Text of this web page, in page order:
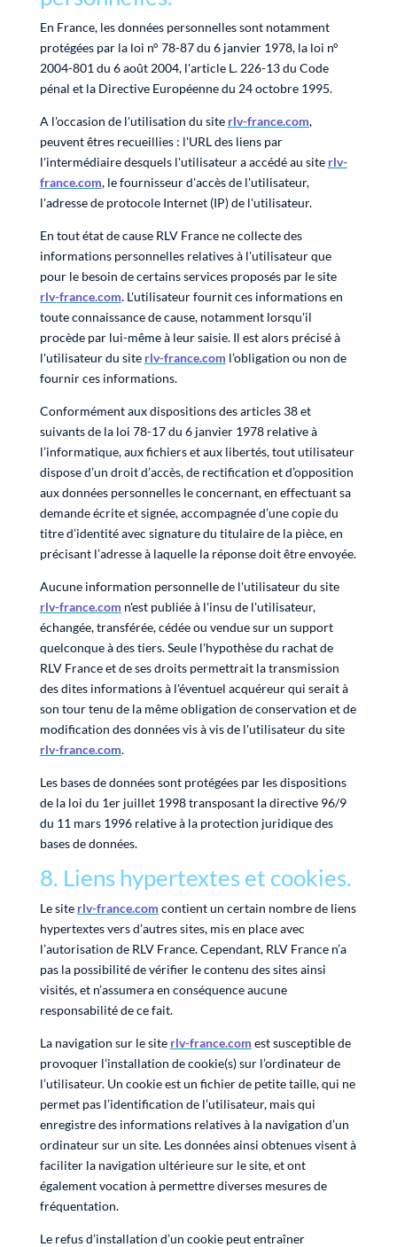
En France, les données personnelles sont notamment
protégées par la loi n° 78-87 du 6 janvier 1978, la loi n°
2004-801 du 6 août 2004, l'article L. 226-13 du Code
pénal et la Directive Européenne du 24 octobre 1995.
A l'occasion de l'utilisation du site rlv-france.com,
peuvent êtres recueillies : l'URL des liens par
l'intermédiaire desquels l'utilisateur a accédé au site rlv-
france.com, le fournisseur d'accès de l'utilisateur,
l'adresse de protocole Internet (IP) de l'utilisateur.
En tout état de cause RLV France ne collecte des
informations personnelles relatives à l'utilisateur que
pour le besoin de certains services proposés par le site
rlv-france.com. L'utilisateur fournit ces informations en
toute connaissance de cause, notamment lorsqu'il
procède par lui-même à leur saisie. Il est alors précisé à
l'utilisateur du site rlv-france.com l’obligation ou non de
fournir ces informations.
Conformément aux dispositions des articles 38 et
suivants de la loi 78-17 du 6 janvier 1978 relative à
l’informatique, aux fichiers et aux libertés, tout utilisateur
dispose d’un droit d’accès, de rectification et d’opposition
aux données personnelles le concernant, en effectuant sa
demande écrite et signée, accompagnée d’une copie du
titre d’identité avec signature du titulaire de la pièce, en
précisant l’adresse à laquelle la réponse doit être envoyée.
Aucune information personnelle de l'utilisateur du site
rlv-france.com n'est publiée à l'insu de l'utilisateur,
échangée, transférée, cédée ou vendue sur un support
quelconque à des tiers. Seule l'hypothèse du rachat de
RLV France et de ses droits permettrait la transmission
des dites informations à l'éventuel acquéreur qui serait à
son tour tenu de la même obligation de conservation et de
modification des données vis à vis de l'utilisateur du site
rlv-france.com.
Les bases de données sont protégées par les dispositions
de la loi du 1er juillet 1998 transposant la directive 96/9
du 11 mars 1996 relative à la protection juridique des
bases de données.
8. Liens hypertextes et cookies.
Le site rlv-france.com contient un certain nombre de liens
hypertextes vers d’autres sites, mis en place avec
l’autorisation de RLV France. Cependant, RLV France n’a
pas la possibilité de vérifier le contenu des sites ainsi
visités, et n’assumera en conséquence aucune
responsabilité de ce fait.
La navigation sur le site rlv-france.com est susceptible de
provoquer l’installation de cookie(s) sur l’ordinateur de
l’utilisateur. Un cookie est un fichier de petite taille, qui ne
permet pas l’identification de l’utilisateur, mais qui
enregistre des informations relatives à la navigation d’un
ordinateur sur un site. Les données ainsi obtenues visent à
faciliter la navigation ultérieure sur le site, et ont
également vocation à permettre diverses mesures de
fréquentation.
Le refus d’installation d’un cookie peut entraîner